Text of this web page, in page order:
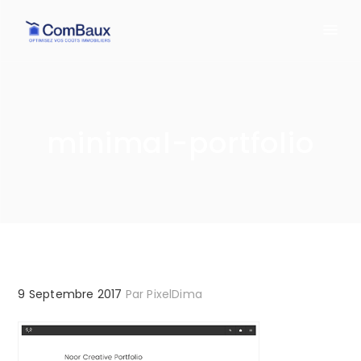
9 Septembre 2017 Par PixelDima